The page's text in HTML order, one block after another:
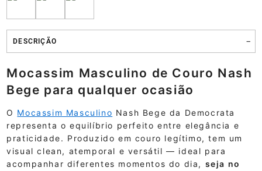
DESCRIÇÃO
Mocassim Masculino de Couro Nash
Bege para qualquer ocasião
O Mocassim Masculino Nash Bege da Democrata
representa o equilíbrio perfeito entre elegância e
praticidade. Produzido em couro legítimo, tem um
visual clean, atemporal e versátil — ideal para
acompanhar diferentes momentos do dia, seja no